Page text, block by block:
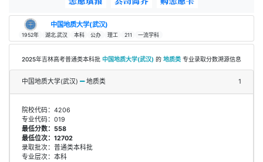
中国地质大学(武汉)
1952年 湖北.武汉 本科 公办 理工 211 一流学科
2025年吉林高考普通类本科批 中国地质大学(武汉) 的 地质类 专业录取分数溯源信息
中国地质大学(武汉) 地质类 1
院校代码：4206
专业代码：019
最低分数：558
最低位次：12702
录取批次：普通类本科批
专业层次：本科